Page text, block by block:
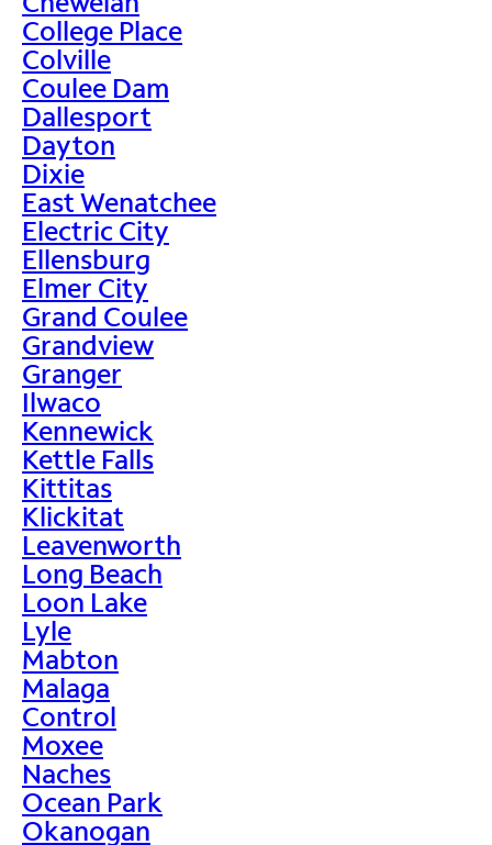
College Place
Colville
Coulee Dam
Dallesport
Dayton
Dixie
East Wenatchee
Electric City
Ellensburg
Elmer City
Grand Coulee
Grandview
Granger
Ilwaco
Kennewick
Kettle Falls
Kittitas
Klickitat
Leavenworth
Long Beach
Loon Lake
Lyle
Mabton
Malaga
Control
Moxee
Naches
Ocean Park
Okanogan